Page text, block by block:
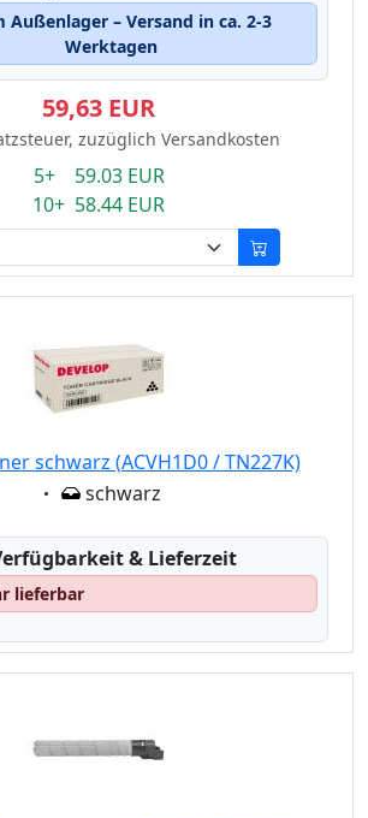
Außenlager – Versand in ca. 2-3
Werktagen
59,63 EUR
zuzüglich Versandkosten
5+ 59.03 EUR
10+ 58.44 EUR
schwarz (ACVH1D0 / TN227K)
Eigenschaft:
schwarz
& Lieferzeit
lieferbar